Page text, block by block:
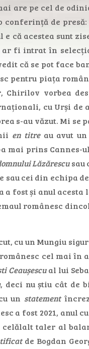
are pe cel de
de
e că acestea sunt
fi intrat în
că se pot face
pentru piața
Chirilov vorbea
cu Urși de
s-au văzut. Mi se
en titreau avut un
mai prins Cannes-
Lăzărescusau
sau cei din echipa
a fost și anul acesta
românesc
cu un Mungiu
cel mai în
Ceaușescual lui
, deci nu știu cât de
un statement
a fost 2021, anul
celălalt taler al
de Bogdan